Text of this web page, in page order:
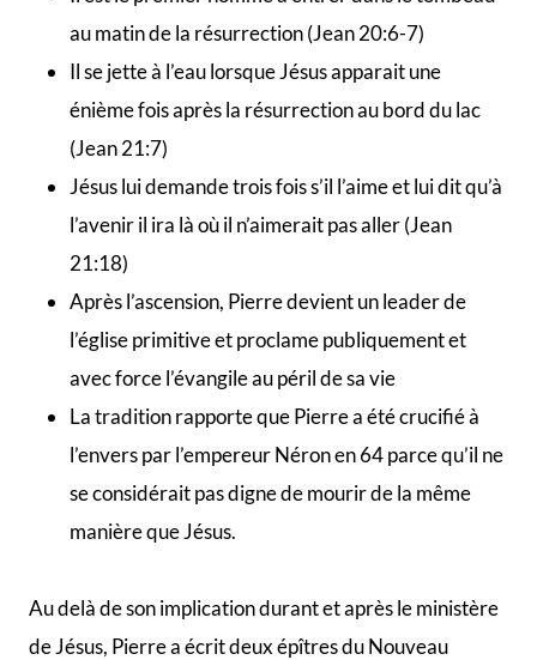
au matin de la résurrection (Jean 20:6-7)
Il se jette à l’eau lorsque Jésus apparait une
énième fois après la résurrection au bord du lac
(Jean 21:7)
Jésus lui demande trois fois s’il l’aime et lui dit qu’à
l’avenir il ira là où il n’aimerait pas aller (Jean
21:18)
Après l’ascension, Pierre devient un leader de
l’église primitive et proclame publiquement et
avec force l’évangile au péril de sa vie
La tradition rapporte que Pierre a été crucifié à
l’envers par l’empereur Néron en 64 parce qu’il ne
se considérait pas digne de mourir de la même
manière que Jésus.
Au delà de son implication durant et après le ministère
de Jésus, Pierre a écrit deux épîtres du Nouveau